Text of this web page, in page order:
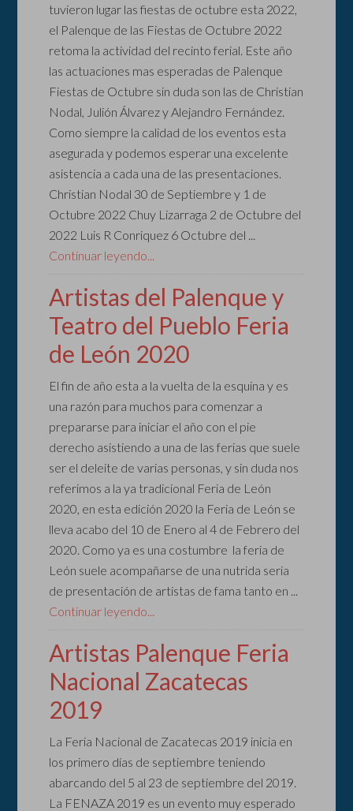
tuvieron lugar las fiestas de octubre esta 2022,
el Palenque de las Fiestas de Octubre 2022
retoma la actividad del recinto ferial. Este año
las actuaciones mas esperadas de Palenque
Fiestas de Octubre sin duda son las de Christian
Nodal, Julión Álvarez y Alejandro Fernández.
Como siempre la calidad de los eventos esta
asegurada y podemos esperar una excelente
asistencia a cada una de las presentaciones.
Christian Nodal 30 de Septiembre y 1 de
Octubre 2022 Chuy Lizarraga 2 de Octubre del
2022 Luis R Conriquez 6 Octubre del ...
Continuar leyendo...
Artistas del Palenque y
Teatro del Pueblo Feria
de León 2020
El fin de año esta a la vuelta de la esquina y es
una razón para muchos para comenzar a
prepararse para iniciar el año con el pie
derecho asistiendo a una de las ferias que suele
ser el deleite de varias personas, y sin duda nos
referimos a la ya tradicional Feria de León
2020, en esta edición 2020 la Feria de León se
lleva acabo del 10 de Enero al 4 de Febrero del
2020. Como ya es una costumbre la feria de
León suele acompañarse de una nutrida seria
de presentación de artistas de fama tanto en ...
Continuar leyendo...
Artistas Palenque Feria
Nacional Zacatecas
2019
La Feria Nacional de Zacatecas 2019 inicia en
los primero días de septiembre teniendo
abarcando del 5 al 23 de septiembre del 2019.
La FENAZA 2019 es un evento muy esperado